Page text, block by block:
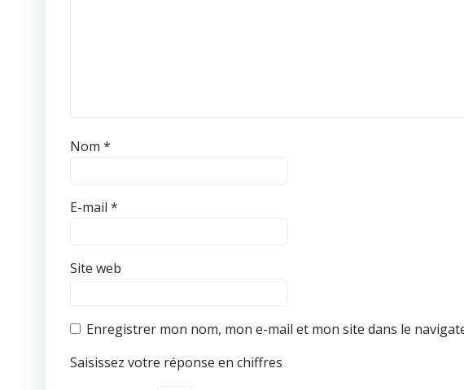
Nom *
E-mail *
Site web
Enregistrer mon nom, mon e-mail et mon site dans le
Saisissez votre réponse en chiffres